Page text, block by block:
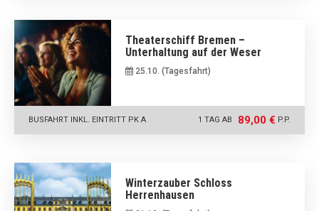
Theaterschiff Bremen –
Unterhaltung auf der Weser
25.10. (Tagesfahrt)
1 TAG AB 89,00 € P.P.
BUSFAHRT INKL. EINTRITT PK A
Winterzauber Schloss
Herrenhausen